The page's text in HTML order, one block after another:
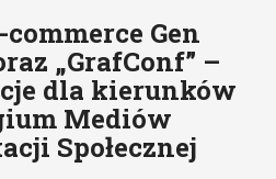
Gen
„GrafConf” –
dla kierunków
Mediów
Społecznej